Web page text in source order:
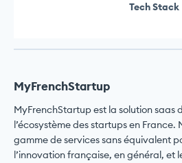
Tech Stack
MyFrenchStartup
MyFrenchStartup est la solution saas
l’écosystème des startups en France.
gamme de services sans équivalent
l’innovation française, en général, et